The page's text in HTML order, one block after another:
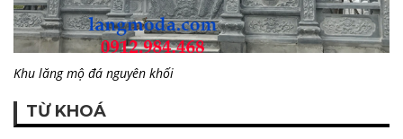
Khu lăng mộ đá nguyên khối
TỪ KHOÁ